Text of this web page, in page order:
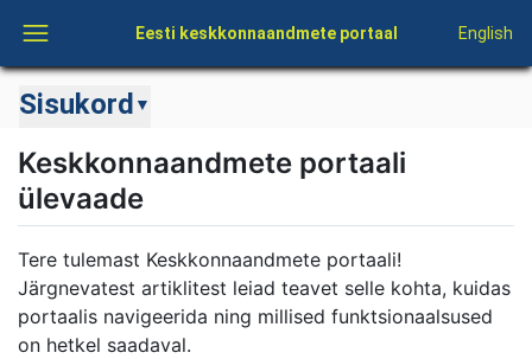
Eesti keskkonnaandmete portaal English
Sisukord ▼
Keskkonnaandmete portaali
ülevaade
Tere tulemast Keskkonnaandmete portaali!
Järgnevatest artiklitest leiad teavet selle kohta, kuidas
portaalis navigeerida ning millised funktsionaalsused
on hetkel saadaval.